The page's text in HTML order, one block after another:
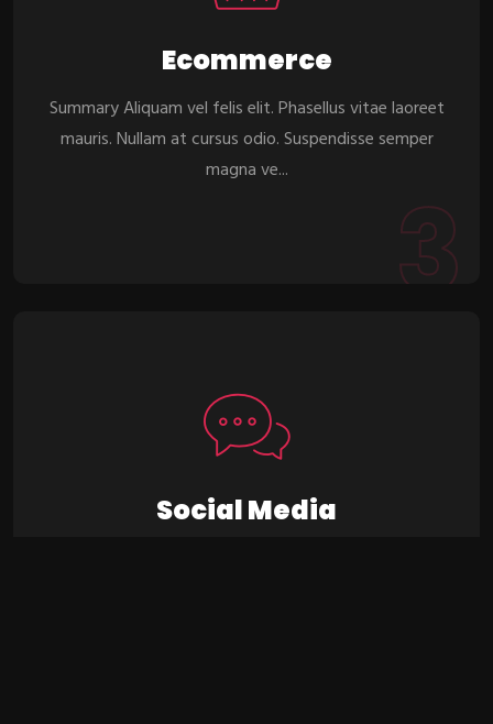
Ecommerce
Summary Aliquam vel felis elit. Phasellus vitae laoreet
mauris. Nullam at cursus odio. Suspendisse semper
magna ve...
3
Social Media